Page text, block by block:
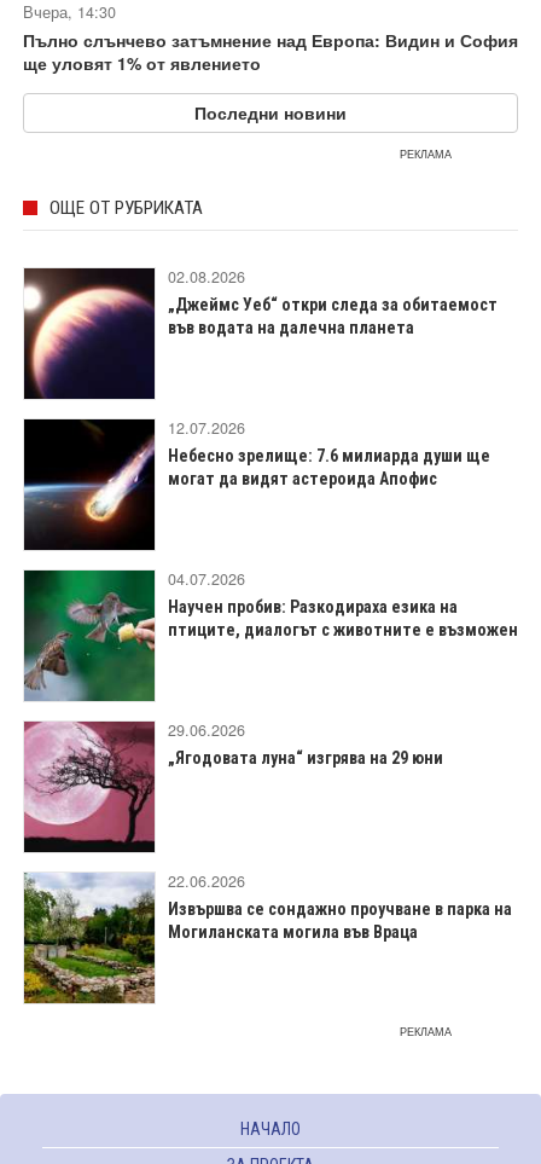
Вчера, 14:30
Пълно слънчево затъмнение над Европа: Видин и София
ще уловят 1% от явлението
Последни новини
РЕКЛАМА
ОЩЕ ОТ РУБРИКАТА
02.08.2026
„Джеймс Уеб“ откри следа за обитаемост
във водата на далечна планета
12.07.2026
Небесно зрелище: 7.6 милиарда души ще
могат да видят астероида Апофис
04.07.2026
Научен пробив: Разкодираха езика на
птиците, диалогът с животните е възможен
29.06.2026
„Ягодовата луна“ изгрява на 29 юни
22.06.2026
Извършва се сондажно проучване в парка на
Могиланската могила във Враца
РЕКЛАМА
НАЧАЛО